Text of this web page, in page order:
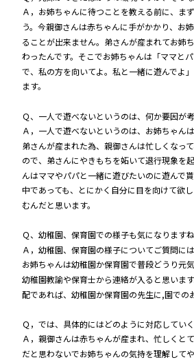
Ａ，お姉ちゃんに待つことを教える前に、ま
う。今親御さんは赤ちゃんに手がかかり、お
ることが出来ません。弟さんが産まれてお姉
わったんです。そこでお姉ちゃんは「ママと
で、私の方を向いてよ。私と一緒に遊んでよ
ます。
Ｑ、一人で遊べないというのは、何か要因が
Ａ，一人で遊べないというのは、お姉ちゃん
弟さんが産まれた為、親御さんは忙しくなっ
ので、弟さんにやきもちを妬いて退行現象を
んはママやパパと一緒に遊びたいのに遊んで
中であっても、とにかく自分に目を向けて欲
むんだと思います。
Ｑ、幼稚園、保育園での様子も気になります
Ａ，幼稚園、保育園の様子についてご質問に
お姉ちゃんは幼稚園か保育園で普段どうり元
幼稚園教諭や保育士から連絡が入ると思いま
配であれば、幼稚園か保育園の先生に,園での
Ｑ，では、具体的にはどのように対応してい
Ａ，親御さんは赤ちゃんが産まれ、忙しくと
だと思わないでお姉ちゃんの気持を理解して